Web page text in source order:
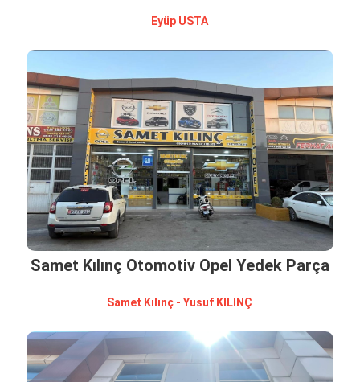
Eyüp USTA
Samet Kılınç Otomotiv Opel Yedek Parça
Samet Kılınç - Yusuf KILINÇ